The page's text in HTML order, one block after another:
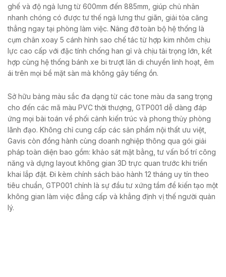
ghế và độ ngả lưng từ 600mm đến 885mm, giúp chủ nhân
nhanh chóng có được tư thế ngả lưng thư giãn, giải tỏa căng
thẳng ngay tại phòng làm việc. Nâng đỡ toàn bộ hệ thống là
cụm chân xoay 5 cánh hình sao chế tác từ hợp kim nhôm chịu
lực cao cấp với đặc tính chống han gỉ và chịu tải trọng lớn, kết
hợp cùng hệ thống bánh xe bi trượt lăn di chuyển linh hoạt, êm
ái trên mọi bề mặt sàn mà không gây tiếng ồn.
Sở hữu bảng màu sắc đa dạng từ các tone màu da sang trọng
cho đến các mã màu PVC thời thượng, GTP001 dễ dàng đáp
ứng mọi bài toán về phối cảnh kiến trúc và phong thủy phòng
lãnh đạo. Không chỉ cung cấp các sản phẩm nội thất ưu việt,
Gavis còn đồng hành cùng doanh nghiệp thông qua gói giải
pháp toàn diện bao gồm: khảo sát mặt bằng, tư vấn bố trí công
năng và dựng layout không gian 3D trực quan trước khi triển
khai lắp đặt. Đi kèm chính sách bảo hành 12 tháng uy tín theo
tiêu chuẩn, GTP001 chính là sự đầu tư xứng tầm để kiến tạo một
không gian làm việc đẳng cấp và khẳng định vị thế người quản
lý.